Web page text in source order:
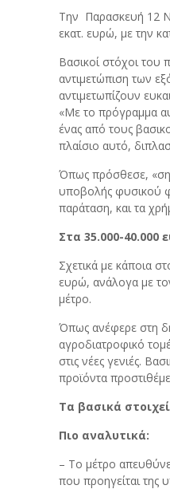
Την Παρασκευή 12
εκατ. ευρώ, με την
Βασικοί στόχοι του
αντιμετώπιση των
αντιμετωπίζουν
«Με το πρόγραμμα
ένας από τους
πλαίσιο αυτό,
Όπως πρόσθεσε,
υποβολής φυσικού
παράταση, και τα
Στα 35.000-40.000
Σχετικά με κάποια
ευρώ, ανάλογα με
μέτρο.
Όπως ανέφερε στη
αγροδιατροφικό
στις νέες γενιές.
προϊόντα
Τα βασικά
Πιο αναλυτικά:
– Το μέτρο
που προηγείται της